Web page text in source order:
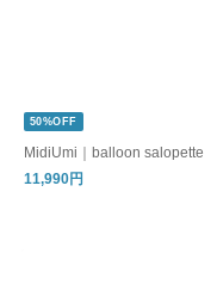
50%OFF
MidiUmi｜balloon salopette
11,990円